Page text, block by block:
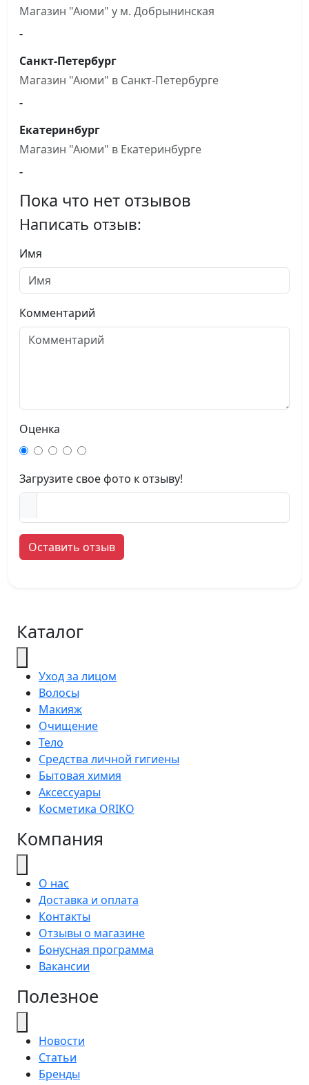
Магазин "Аюми" у м. Добрынинская
-
Санкт-Петербург
Магазин "Аюми" в Санкт-Петербурге
-
Екатеринбург
Магазин "Аюми" в Екатеринбурге
-
Пока что нет отзывов
Написать отзыв:
Имя
Комментарий
Оценка
Загрузите свое фото к отзыву!
Оставить отзыв
Каталог
Уход за лицом
Волосы
Макияж
Очищение
Тело
Средства личной гигиены
Бытовая химия
Аксессуары
Косметика ORIKO
Компания
О нас
Доставка и оплата
Контакты
Отзывы о магазине
Бонусная программа
Вакансии
Полезное
Новости
Статьи
Бренды